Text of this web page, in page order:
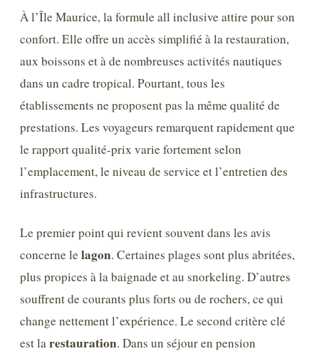
À l’Île Maurice, la formule all inclusive attire pour son
confort. Elle offre un accès simplifié à la restauration,
aux boissons et à de nombreuses activités nautiques
dans un cadre tropical. Pourtant, tous les
établissements ne proposent pas la même qualité de
prestations. Les voyageurs remarquent rapidement que
le rapport qualité-prix varie fortement selon
l’emplacement, le niveau de service et l’entretien des
infrastructures.
Le premier point qui revient souvent dans les avis
concerne le lagon. Certaines plages sont plus abritées,
plus propices à la baignade et au snorkeling. D’autres
souffrent de courants plus forts ou de rochers, ce qui
change nettement l’expérience. Le second critère clé
est larestauration. Dans un séjour en pension